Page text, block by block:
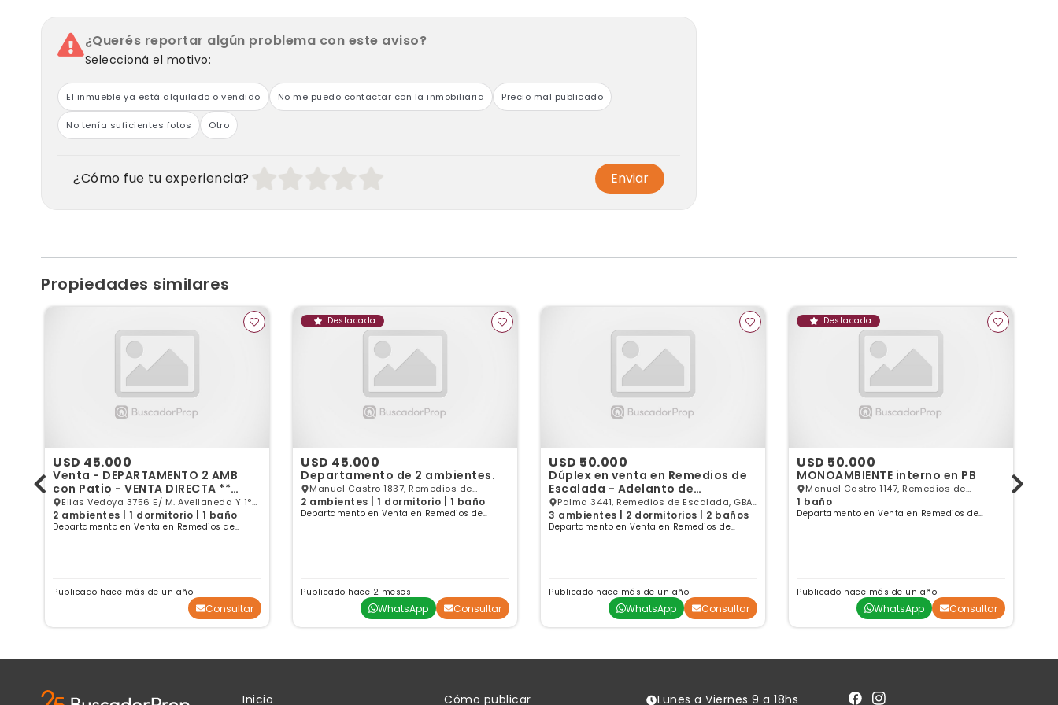
¿Querés reportar algún problema con este aviso?
Seleccioná el motivo:
El inmueble ya está alquilado o vendido No me puedo contactar con la inmobiliaria Precio mal publicado
No tenía suficientes fotos Otro
¿Cómo fue tu experiencia? Enviar
Propiedades similares
USD 45.000
Venta - DEPARTAMENTO 2 AMB
con Patio - VENTA DIRECTA **
APTO CRÉDITO **
Elias Vedoya 3756 E/ M. Avellaneda Y 1°
De Marzo, Remedios de Escalada, GBA
Sur
2 ambientes | 1 dormitorio | 1 baño
Departamento en Venta en Remedios de
Publicado hace más de un año
Consultar
Destacada
USD 45.000
Departamento de 2 ambientes.
Manuel Castro 1837, Remedios de
Escalada, GBA Sur
2 ambientes | 1 dormitorio | 1 baño
Departamento en Venta en Remedios de
Publicado hace 2 meses
WhatsApp Consultar
USD 50.000
Dúplex en venta en Remedios de
Escalada - Adelanto de
U$S50.000 y 60 cuotas de
U$S750
Palma 3441, Remedios de Escalada, GBA
Sur
3 ambientes | 2 dormitorios | 2 baños
Departamento en Venta en Remedios de
Publicado hace más de un año
WhatsApp Consultar
Destacada
USD 50.000
MONOAMBIENTE interno en PB
Manuel Castro 1147, Remedios de
Escalada, GBA Sur
1 baño
Departamento en Venta en Remedios de
Publicado hace más de un año
WhatsApp Consultar
Inicio Cómo publicar Lunes a Viernes 9 a 18hs